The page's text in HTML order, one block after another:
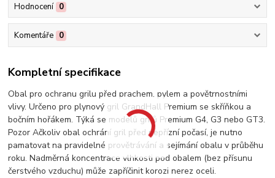
Hodnocení 0
Komentáře 0
Kompletní specifikace
Obal pro ochranu grilu před prachem, pylem a povětrnostními
vlivy. Určeno pro plynový gril GrandHall Premium se skříňkou a
bočním hořákem. Týká se modelů grilů Premium G4, G3 nebo GT3.
Pozor Ačkoliv obal ochrání gril před nepřízní počasí, je nutno
pamatovat na pravidelné provětrávání a sejímání obalu v průběhu
roku. Nadměrná koncentrace vlhkosti pod obalem (bez přísunu
čerstvého vzduchu) může zapříčinit korozi nerez oceli.